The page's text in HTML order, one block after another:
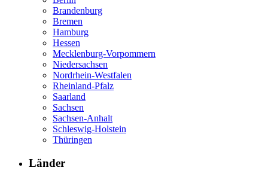
Brandenburg
Bremen
Hamburg
Hessen
Mecklenburg-Vorpommern
Niedersachsen
Nordrhein-Westfalen
Rheinland-Pfalz
Saarland
Sachsen
Sachsen-Anhalt
Schleswig-Holstein
Thüringen
Länder